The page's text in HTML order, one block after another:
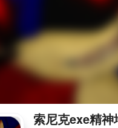
索尼克exe精